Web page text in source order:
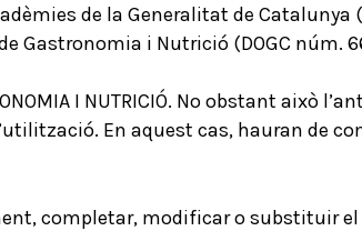
de la Generalitat de Catalunya
Gastronomia i Nutrició (DOGC núm.
I NUTRICIÓ. No obstant això
En aquest cas, hauran de
completar, modificar o substituir